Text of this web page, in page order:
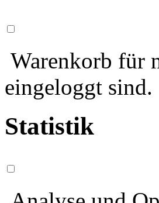
Warenkorb für
eingeloggt sind.
Statistik